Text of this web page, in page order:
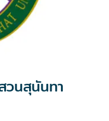
วนสุนันทา